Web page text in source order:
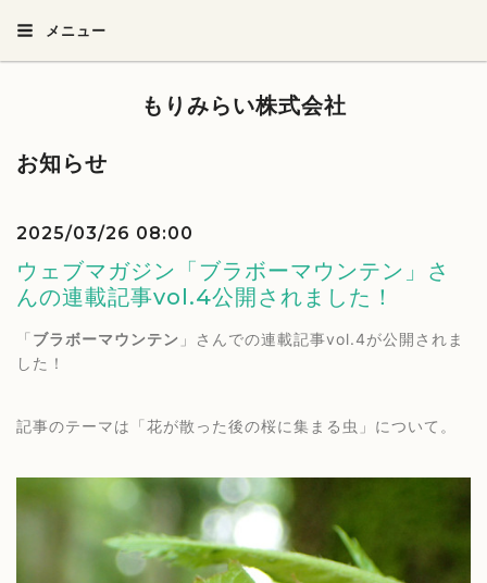
メニュー
もりみらい株式会社
お知らせ
2025/03/26 08:00
ウェブマガジン「ブラボーマウンテン」さ
んの連載記事vol.4公開されました！
「ブラボーマウンテン 」さんでの連載記事vol.4が公開されま
した！
記事のテーマは「花が散った後の桜に集まる虫」について。